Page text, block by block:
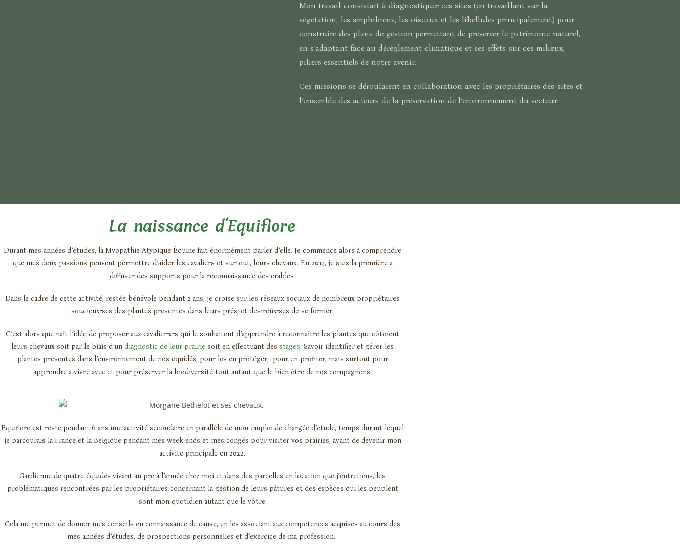
Mon travail consistait à diagnostiquer ces sites (en travaillant sur la
végétation, les amphibiens, les oiseaux et les libellules principalement) pour
construire des plans de gestion permettant de préserver le patrimoine naturel,
en s’adaptant face au dérèglement climatique et ses effets sur ces milieux,
piliers essentiels de notre avenir.
Ces missions se déroulaient en collaboration avec les propriétaires des sites et
l’ensemble des acteurs de la préservation de l’environnement du secteur.
La naissance d'Equiflore
Durant mes années d’études, la Myopathie Atypique Équine fait énormément parler d’elle. Je commence alors à comprendre
que mes deux passions peuvent permettre d’aider les cavaliers et surtout, leurs chevaux. En 2014, je suis la première à
diffuser des supports pour la reconnaissance des érables.
Dans le cadre de cette activité, restée bénévole pendant 2 ans, je croise sur les réseaux sociaux de nombreux propriétaires
soucieux•ses des plantes présentes dans leurs prés, et désireux•ses de se former.
C’est alors que naît l’idée de proposer aux cavalier•e•s qui le souhaitent d’apprendre à reconnaître les plantes que côtoient
leurs chevaux soit par le biais d’un diagnostic de leur prairie soit en effectuant des stages. Savoir identifier et gérer les
plantes présentes dans l’environnement de nos équidés, pour les en protéger, pour en profiter, mais surtout pour
apprendre à vivre avec et pour préserver la biodiversité tout autant que le bien être de nos compagnons.
Equiflore est resté pendant 6 ans une activité secondaire en parallèle de mon emploi de chargée d’étude, temps durant lequel
je parcourais la France et la Belgique pendant mes week-ends et mes congés pour visiter vos prairies, avant de devenir mon
activité principale en 2022.
Gardienne de quatre équidés vivant au pré à l’année chez moi et dans des parcelles en location que j’entretiens, les
problématiques rencontrées par les propriétaires concernant la gestion de leurs pâtures et des espèces qui les peuplent
sont mon quotidien autant que le vôtre.
Cela me permet de donner mes conseils en connaissance de cause, en les associant aux compétences acquises au cours des
mes années d’études, de prospections personnelles et d’exercice de ma profession.